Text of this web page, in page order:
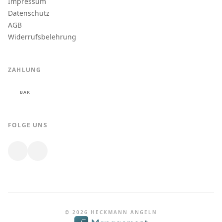
Datenschutz
AGB
Widerrufsbelehrung
ZAHLUNG
BAR
FOLGE UNS
© 2026 HECKMANN ANGELN